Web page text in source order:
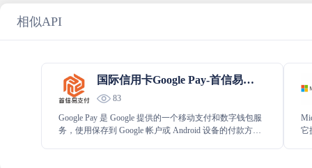
相似API
国际信用卡Google Pay-首信易支付
83
Google Pay 是 Google 提供的一个移动支付和数字钱包服
务，使用保存到 Google 帐户或 Android 设备的付款方
它